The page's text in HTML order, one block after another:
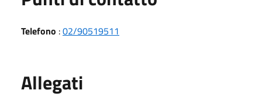
Telefono :02/90519511
Allegati